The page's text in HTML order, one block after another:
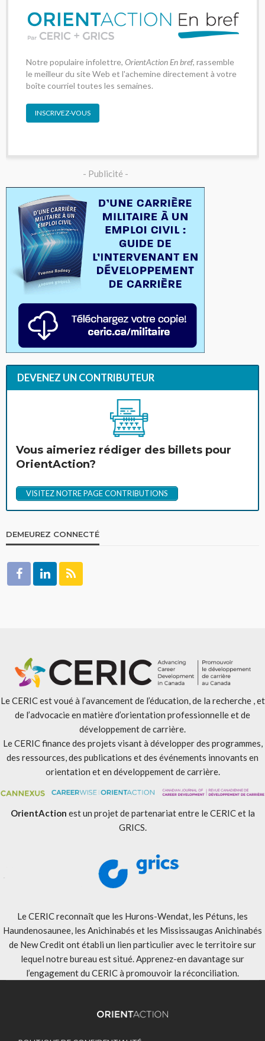
Notre populaire infolettre, OrientAction En bref, rassemble
le meilleur du site Web et l'achemine directement à votre
boîte courriel toutes les semaines.
INSCRIVEZ-VOUS
- Publicité -
DEVENEZ UN CONTRIBUTEUR
Vous aimeriez rédiger des billets pour
OrientAction?
VISITEZ NOTRE PAGE CONTRIBUTIONS
DEMEUREZ CONNECTÉ
Le CERIC est voué à l’avancement de l’éducation, de la recherche , et
de l’advocacie en matière d’orientation professionnelle et de
développement de carrière.
Le CERIC finance des projets visant à développer des programmes,
des ressources, des publications et des événements innovants en
orientation et en développement de carrière.
OrientAction est un projet de partenariat entre le CERIC et la
GRICS.
Le CERIC reconnaît que les Hurons-Wendat, les Pétuns, les
Haundenosaunee, les Anichinabés et les Mississaugas Anichinabés
de New Credit ont établi un lien particulier avec le territoire sur
lequel notre bureau est situé. Apprenez-en davantage sur
l’engagement du CERIC à promouvoir la réconciliation.